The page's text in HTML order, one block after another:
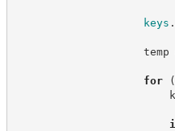
keys .
for (